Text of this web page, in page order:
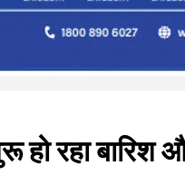
रहा बारिश और